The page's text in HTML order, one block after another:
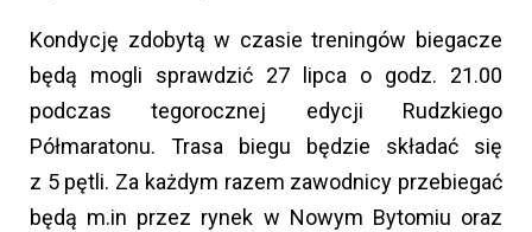
Kondycję zdobytą w czasie treningów biegacze
będą mogli sprawdzić 27 lipca o godz. 21.00
podczas tegorocznej edycji Rudzkiego
Półmaratonu. Trasa biegu będzie składać się
z 5 pętli. Za każdym razem zawodnicy przebiegać
będą m.in przez rynek w Nowym Bytomiu oraz